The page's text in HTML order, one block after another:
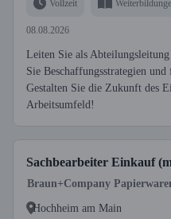
Vollzeit
08.08.2026
Leiten Sie als
Sie Beschaffungsstrategien
Gestalten Sie die Zukunft des
Arbeitsumfeld!
Sachbearbeiter Einkauf
Braun+Company
Hochheim am Main